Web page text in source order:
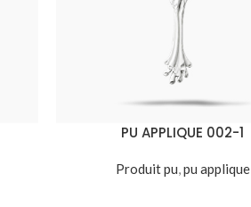
PU APPLIQUE 002-1
Produit pu,pu applique